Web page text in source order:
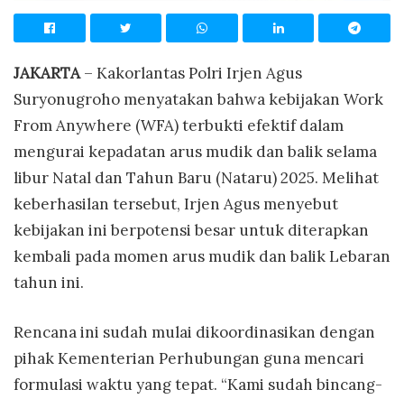
JAKARTA– Kakorlantas Polri Irjen Agus
Suryonugroho menyatakan bahwa kebijakan Work
From Anywhere (WFA) terbukti efektif dalam
mengurai kepadatan arus mudik dan balik selama
libur Natal dan Tahun Baru (Nataru) 2025. Melihat
keberhasilan tersebut, Irjen Agus menyebut
kebijakan ini berpotensi besar untuk diterapkan
kembali pada momen arus mudik dan balik Lebaran
tahun ini.
Rencana ini sudah mulai dikoordinasikan dengan
pihak Kementerian Perhubungan guna mencari
formulasi waktu yang tepat. “Kami sudah bincang-